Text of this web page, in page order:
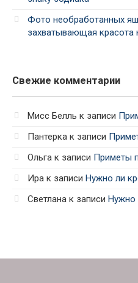
Фото необработанных
захватывающая красота
Свежие комментарии
Мисс Белль к записи
Пантерка к записи
Ольга к записи Приметы
Ира к записи Нужно ли
Светлана к записи Нужно